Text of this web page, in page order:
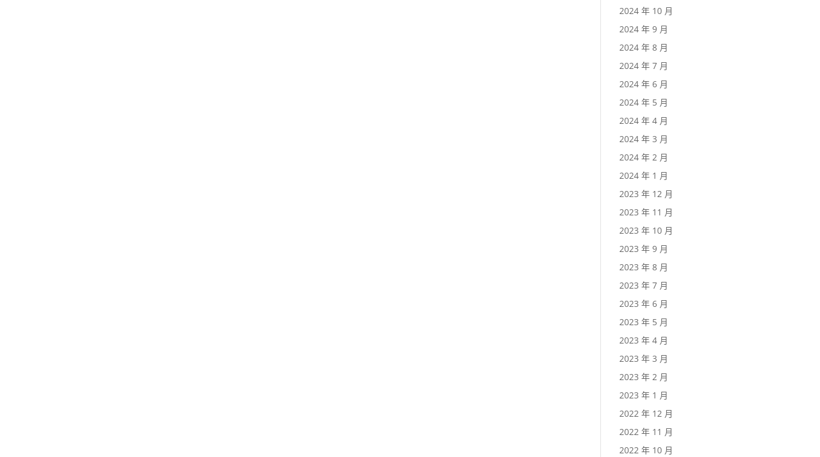
2024 年 10 月
2024 年 9 月
2024 年 8 月
2024 年 7 月
2024 年 6 月
2024 年 5 月
2024 年 4 月
2024 年 3 月
2024 年 2 月
2024 年 1 月
2023 年 12 月
2023 年 11 月
2023 年 10 月
2023 年 9 月
2023 年 8 月
2023 年 7 月
2023 年 6 月
2023 年 5 月
2023 年 4 月
2023 年 3 月
2023 年 2 月
2023 年 1 月
2022 年 12 月
2022 年 11 月
2022 年 10 月